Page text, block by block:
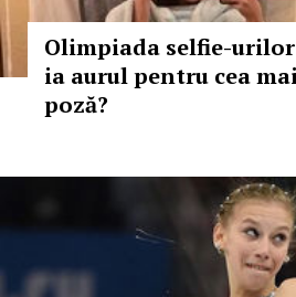
Olimpiada selfie-
ia aurul pentru cea
poză?